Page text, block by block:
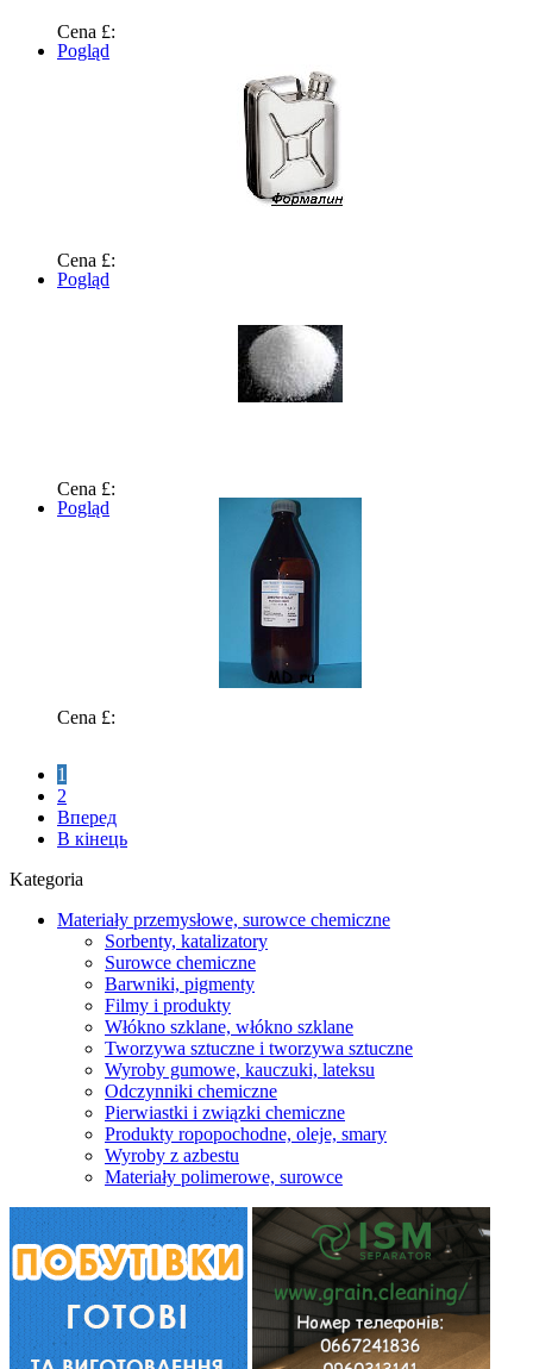
Cena £:
Pogląd
Cena £:
Pogląd
Cena £:
Pogląd
Cena £:
1
2
Вперед
В кінець
Kategoria
Materiały przemysłowe, surowce chemiczne
Sorbenty, katalizatory
Surowce chemiczne
Barwniki, pigmenty
Filmy i produkty
Włókno szklane, włókno szklane
Tworzywa sztuczne i tworzywa sztuczne
Wyroby gumowe, kauczuki, lateksu
Odczynniki chemiczne
Pierwiastki i związki chemiczne
Produkty ropopochodne, oleje, smary
Wyroby z azbestu
Materiały polimerowe, surowce